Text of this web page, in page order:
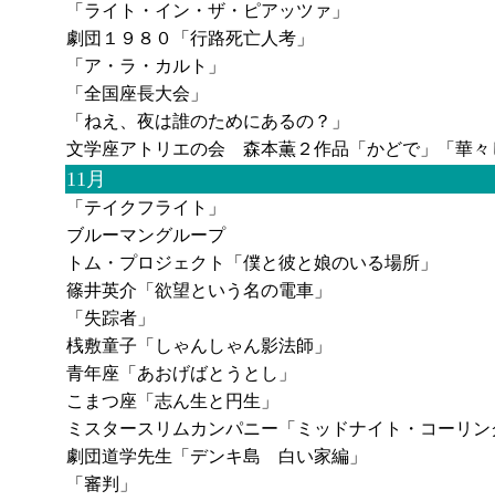
「ライト・イン・ザ・ピアッツァ」
劇団１９８０「行路死亡人考」
「ア・ラ・カルト」
「全国座長大会」
「ねえ、夜は誰のためにあるの？」
文学座アトリエの会 森本薫２作品「かどで」「華々
11月
「テイクフライト」
ブルーマングループ
トム・プロジェクト「僕と彼と娘のいる場所」
篠井英介「欲望という名の電車」
「失踪者」
桟敷童子「しゃんしゃん影法師」
青年座「あおげばとうとし」
こまつ座「志ん生と円生」
ミスタースリムカンパニー「ミッドナイト・コーリン
劇団道学先生「デンキ島 白い家編」
「審判」